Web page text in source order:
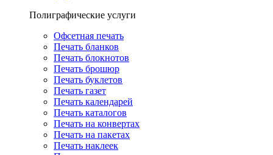
Полиграфические услуги
Офсетная печать
Печать бланков
Печать блокнотов
Печать брошюр
Печать буклетов
Печать газет
Печать календарей
Печать каталогов
Печать на конвертах
Печать на пакетах
Печать наклеек